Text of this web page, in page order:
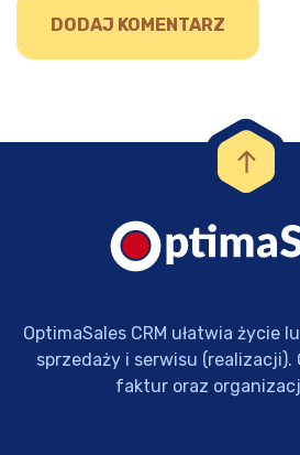
OptimaSales CRM ułatwia życie
sprzedaży i serwisu (realizacji).
faktur oraz